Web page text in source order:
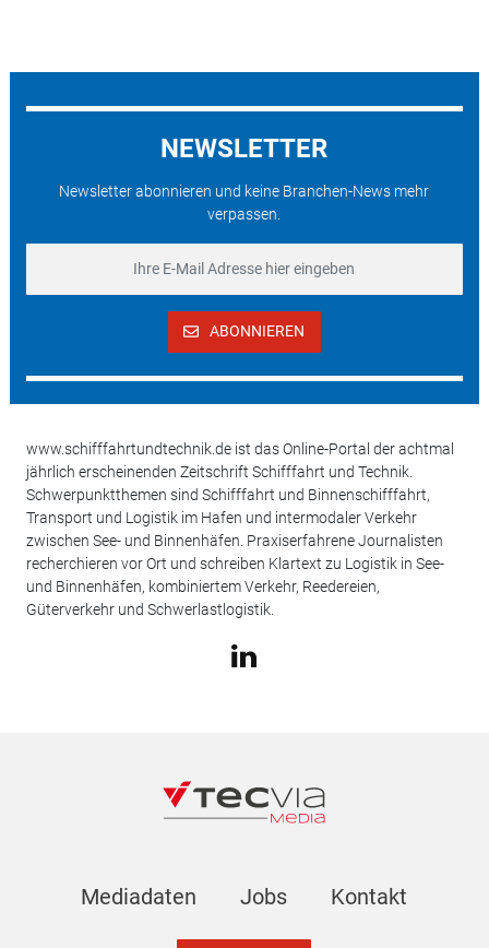
NEWSLETTER
Newsletter abonnieren und keine Branchen-News mehr
verpassen.
ABONNIEREN
www.schifffahrtundtechnik.de ist das Online-Portal der achtmal
jährlich erscheinenden Zeitschrift Schifffahrt und Technik.
Schwerpunktthemen sind Schifffahrt und Binnenschifffahrt,
Transport und Logistik im Hafen und intermodaler Verkehr
zwischen See- und Binnenhäfen. Praxiserfahrene Journalisten
recherchieren vor Ort und schreiben Klartext zu Logistik in See-
und Binnenhäfen, kombiniertem Verkehr, Reedereien,
Güterverkehr und Schwerlastlogistik.
Mediadaten Jobs Kontakt